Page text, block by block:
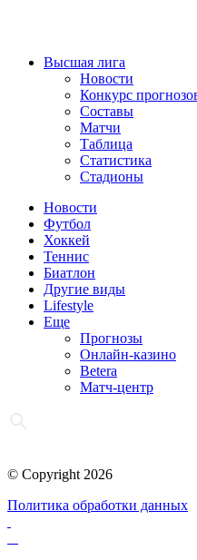
Высшая лига
Новости
Конкурс
Составы
Матчи
Таблица
Статистика
Стадионы
Новости
Футбол
Хоккей
Теннис
Биатлон
Другие виды
Lifestyle
Еще
Прогнозы
Онлайн-казино
Betera
Матч-центр
© Copyright 2026
Политика обработки данных